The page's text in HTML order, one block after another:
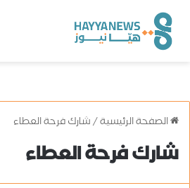
الصفحة الرئيسية/شارك فرحة العطاء
شارك فرحة العطاء